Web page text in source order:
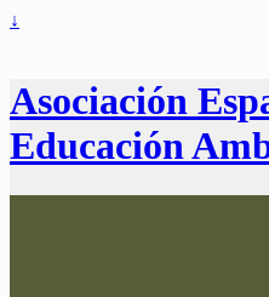
↓
Asociación
Educación